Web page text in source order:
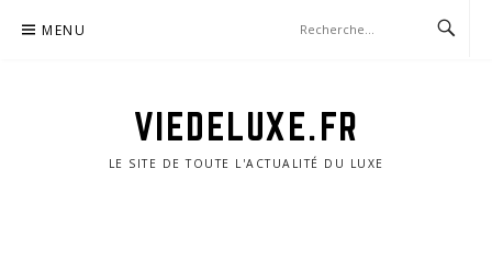
MENU
VIEDELUXE.FR
LE SITE DE TOUTE L'ACTUALITÉ DU LUXE